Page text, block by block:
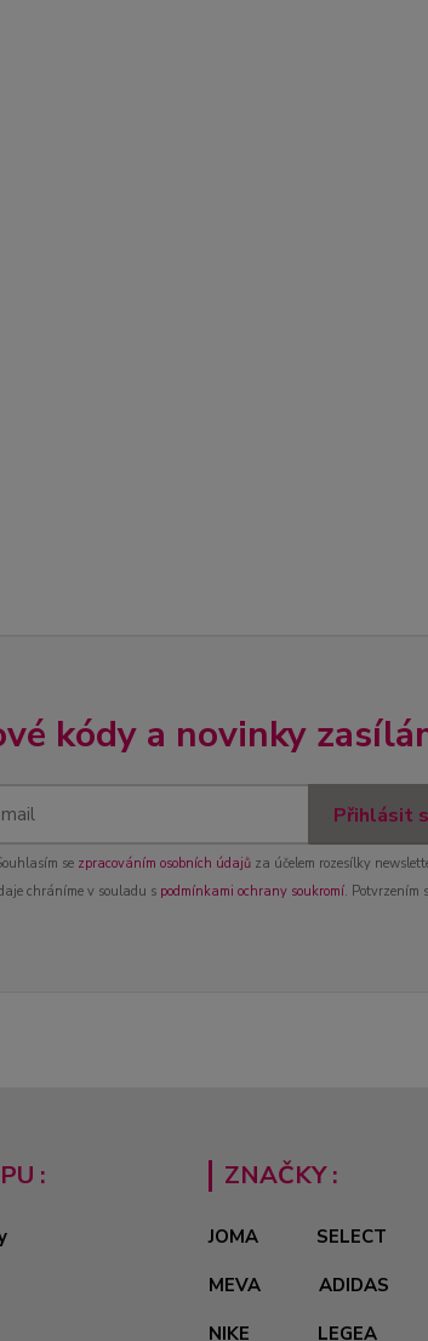
kódy a novinky
Přihlásit
se zpracováním osobních údajů za účelem rozesílky
chráníme v souladu s podmínkami ochrany soukromí. Potvrzením
: ZNAČKY :
JOMA
SELECT
MEVA
ADIDAS
NIKE
LEGEA